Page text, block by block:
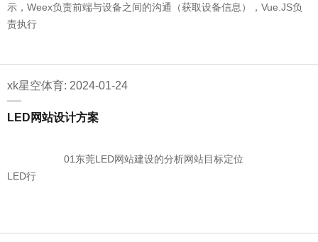
示，Weex负责前端与设备之间的沟通（获取设备信息），Vue.JS负
责执行
xk星空体育: 2024-01-24
LED网站设计方案
01东莞LED网站建设的分析网站目标定位
LED行